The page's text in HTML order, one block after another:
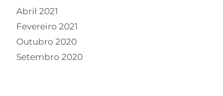
Abril 2021
Fevereiro 2021
Outubro 2020
Setembro 2020